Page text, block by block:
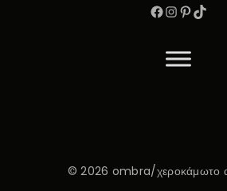
© 2026 ombra/χεροκάμωτο